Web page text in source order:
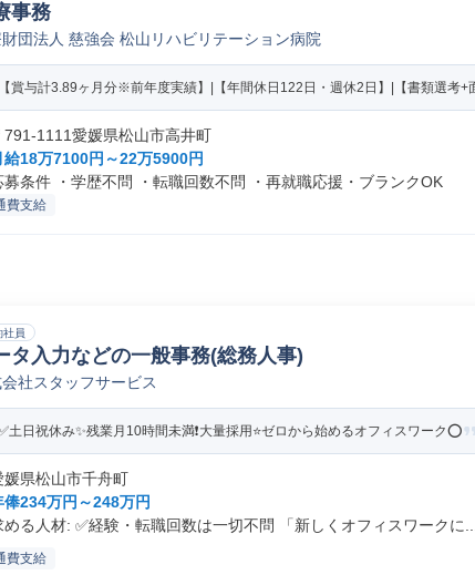
事務
財団法人 慈強会 松山リハビリテーション病院
【賞与計3.89ヶ月分※前年度実績】|【年間休日122日・週休2日】|【書類選考+
791-1111愛媛県松山市高井町
給18万7100円～22万5900円
募条件 ・学歴不問 ・転職回数不問 ・再就職応援・ブランクOK
費支給
社員
タ入力などの一般事務(総務人事)
社スタッフサービス
土日祝休み✨残業月10時間未満❗️大量採用⭐ゼロから始めるオフィスワーク⭕️
媛県松山市千舟町
俸234万円～248万円
める人材: ✅経験・転職回数は一切不問 「新しくオフィスワークに...
費支給